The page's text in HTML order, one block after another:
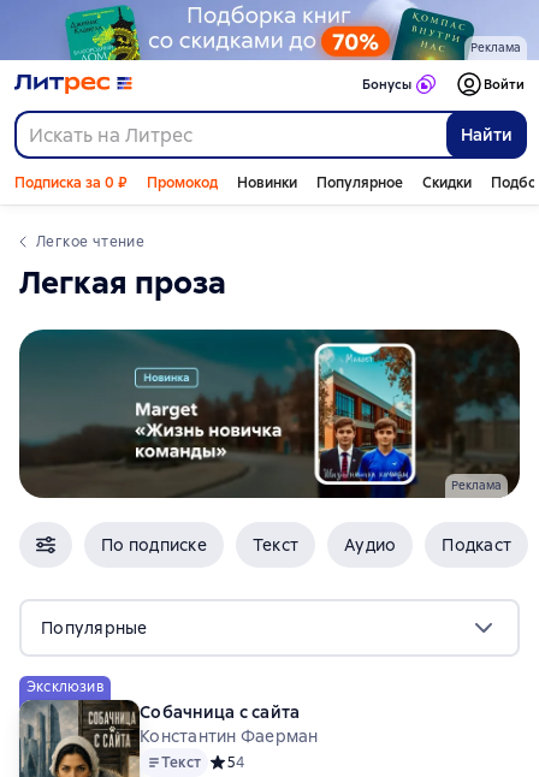
Реклама
Найти
Бонусы Войти
Подписка за 0 ₽ Промокод Новинки Популярное Скидки
легкое чтение
легкая проза
Реклама
По подписке Текст Аудио Подкаст
Популярные
Эксклюзив
Собачница с сайта
Константин Фаерман
Текст Средний рейтинг 5 на основе 4 оценок
54